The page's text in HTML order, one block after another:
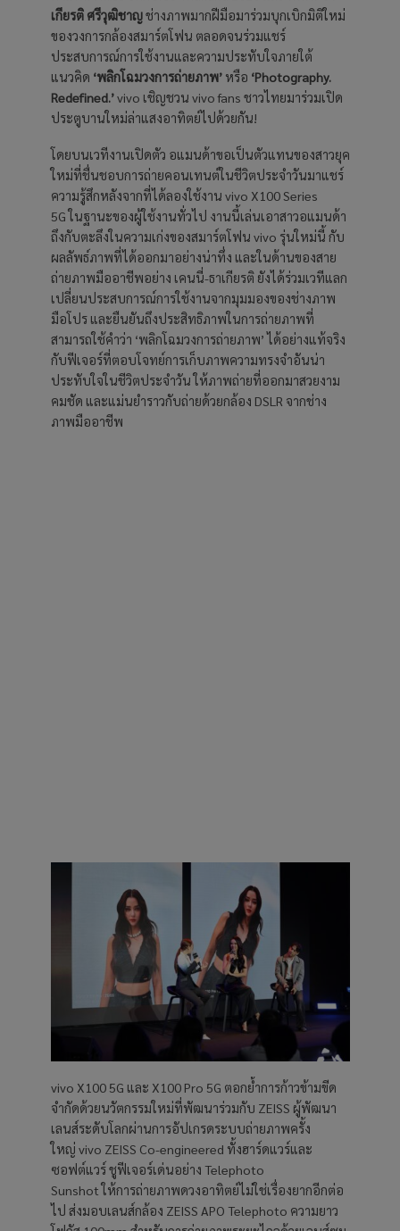
เกียรติ ศรีวุฒิชาญช่างภาพมากฝีมือมาร่วมบุกเบิกมิติใหม่
ของวงการกล้องสมาร์ตโฟน ตลอดจนร่วมแชร์
ประสบการณ์การใช้งานและความประทับใจภายใต้
แนวคิด ‘พลิกโฉมวงการถ่ายภาพ’หรือ ‘Photography.
Redefined.’vivo เชิญชวน vivo fans ชาวไทยมาร่วมเปิด
ประตูบานใหม่ล่าแสงอาทิตย์ไปด้วยกัน!
โดยบนเวทีงานเปิดตัว อแมนด้าขอเป็นตัวแทนของสาวยุค
ใหม่ที่ชื่นชอบการถ่ายคอนเทนต์ในชีวิตประจำวันมาแชร์
ความรู้สึกหลังจากที่ได้ลองใช้งาน vivo X100 Series
5G ในฐานะของผู้ใช้งานทั่วไป งานนี้เล่นเอาสาวอแมนด้า
ถึงกับตะลึงในความเก่งของสมาร์ตโฟน vivo รุ่นใหม่นี้ กับ
ผลลัพธ์ภาพที่ได้ออกมาอย่างน่าทึ่ง และในด้านของสาย
ถ่ายภาพมืออาชีพอย่าง เคนนี่-ธาเกียรติ ยังได้ร่วมเวทีแลก
เปลี่ยนประสบการณ์การใช้งานจากมุมมองของช่างภาพ
มือโปร และยืนยันถึงประสิทธิภาพในการถ่ายภาพที่
สามารถใช้คำว่า ‘พลิกโฉมวงการถ่ายภาพ’ ได้อย่างแท้จริง
กับฟีเจอร์ที่ตอบโจทย์การเก็บภาพความทรงจำอันน่า
ประทับใจในชีวิตประจำวัน ให้ภาพถ่ายที่ออกมาสวยงาม
คมชัด และแม่นยำราวกับถ่ายด้วยกล้อง DSLR จากช่าง
ภาพมืออาชีพ
vivo X100 5G และ X100 Pro 5G ตอกย้ำการก้าวข้ามขีด
จำกัดด้วยนวัตกรรมใหม่ที่พัฒนาร่วมกับ ZEISS ผู้พัฒนา
เลนส์ระดับโลกผ่านการอัปเกรดระบบถ่ายภาพครั้ง
ใหญ่ vivo ZEISS Co-engineered ทั้งฮาร์ดแวร์และ
ซอฟต์แวร์ ชูฟีเจอร์เด่นอย่าง Telephoto
Sunshot ให้การถ่ายภาพดวงอาทิตย์ไม่ใช่เรื่องยากอีกต่อ
ไป ส่งมอบเลนส์กล้อง ZEISS APO Telephoto ความยาว